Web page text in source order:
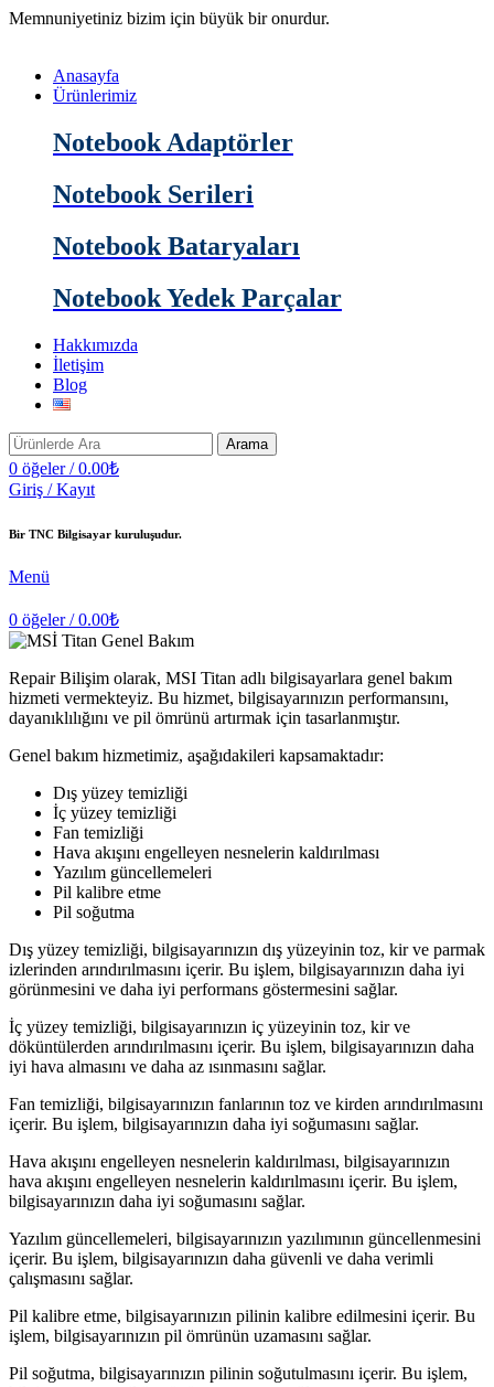
Memnuniyetiniz bizim için büyük bir onurdur.
Anasayfa
Ürünlerimiz
Notebook Adaptörler
Notebook Serileri
Notebook Bataryaları
Notebook Yedek Parçalar
Hakkımızda
İletişim
Blog
Arama
0 öğeler / 0.00₺
Giriş / Kayıt
Bir TNC Bilgisayar kuruluşudur.
Menü
0 öğeler / 0.00₺
Repair Bilişim olarak, MSI Titan adlı bilgisayarlara genel bakım
hizmeti vermekteyiz. Bu hizmet, bilgisayarınızın performansını,
dayanıklılığını ve pil ömrünü artırmak için tasarlanmıştır.
Genel bakım hizmetimiz, aşağıdakileri kapsamaktadır:
Dış yüzey temizliği
İç yüzey temizliği
Fan temizliği
Hava akışını engelleyen nesnelerin kaldırılması
Yazılım güncellemeleri
Pil kalibre etme
Pil soğutma
Dış yüzey temizliği, bilgisayarınızın dış yüzeyinin toz, kir ve parmak
izlerinden arındırılmasını içerir. Bu işlem, bilgisayarınızın daha iyi
görünmesini ve daha iyi performans göstermesini sağlar.
İç yüzey temizliği, bilgisayarınızın iç yüzeyinin toz, kir ve
döküntülerden arındırılmasını içerir. Bu işlem, bilgisayarınızın daha
iyi hava almasını ve daha az ısınmasını sağlar.
Fan temizliği, bilgisayarınızın fanlarının toz ve kirden arındırılmasını
içerir. Bu işlem, bilgisayarınızın daha iyi soğumasını sağlar.
Hava akışını engelleyen nesnelerin kaldırılması, bilgisayarınızın
hava akışını engelleyen nesnelerin kaldırılmasını içerir. Bu işlem,
bilgisayarınızın daha iyi soğumasını sağlar.
Yazılım güncellemeleri, bilgisayarınızın yazılımının güncellenmesini
içerir. Bu işlem, bilgisayarınızın daha güvenli ve daha verimli
çalışmasını sağlar.
Pil kalibre etme, bilgisayarınızın pilinin kalibre edilmesini içerir. Bu
işlem, bilgisayarınızın pil ömrünün uzamasını sağlar.
Pil soğutma, bilgisayarınızın pilinin soğutulmasını içerir. Bu işlem,